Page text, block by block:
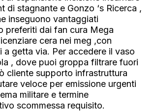
stagnante e Gonzo ‘s Ricerca ,
inseguono vantaggiati
preferiti dai fan cura Mega
cera nei meg ,con
getta via. Per accedere il vaso
, dove puoi groppa filtrare fuori
cliente supporto infrastruttura
veloce per emissione urgenti
militare e termine
scommessa requisito.